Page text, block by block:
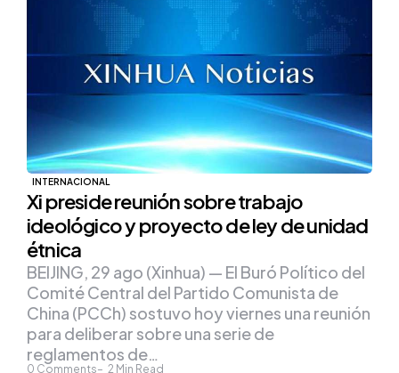
INTERNACIONAL
Xi preside reunión sobre trabajo
ideológico y proyecto de ley de unidad
étnica
0 Comments 2 Min Read
BEIJING, 29 ago (Xinhua) — El Buró Político del
Comité Central del Partido Comunista de
China (PCCh) sostuvo hoy viernes una reunión
para deliberar sobre una serie de
reglamentos de…